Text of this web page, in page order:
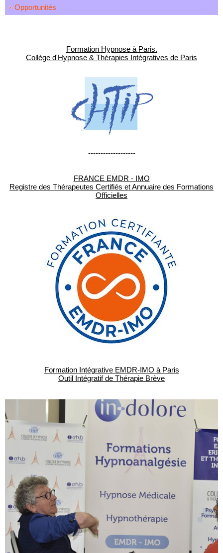
Opportunités
Formation Hypnose à Paris.
Collège d'Hypnose & Thérapies Intégratives de Paris
-------------------
FRANCE EMDR - IMO
Registre des Thérapeutes Certifiés et Annuaire des Formations
Officielles
Formation Intégrative EMDR-IMO à Paris
Outil Intégratif de Thérapie Brève